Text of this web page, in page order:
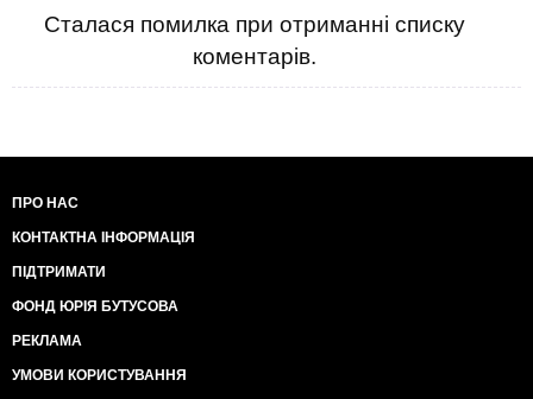
Сталася помилка при отриманні списку
коментарів.
ПРО НАС
КОНТАКТНА ІНФОРМАЦІЯ
ПІДТРИМАТИ
ФОНД ЮРІЯ БУТУСОВА
РЕКЛАМА
УМОВИ КОРИСТУВАННЯ